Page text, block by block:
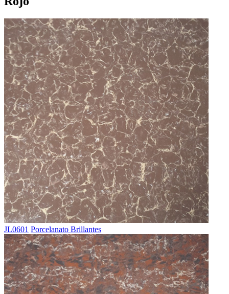
JL0601 Porcelanato Brillantes